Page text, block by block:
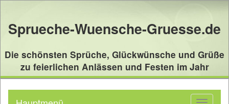
Sprueche-Wuensche-Gruesse.de
Die schönsten Sprüche, Glückwünsche und Grüße
zu feierlichen Anlässen und Festen im Jahr